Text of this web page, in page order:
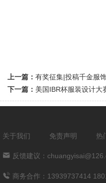
上一篇： 有奖征集|投稿千金服
下一篇： 美国IBR杯服装设计大
关于我们 免责声明 热
反馈建议：
商务合作：13939737414